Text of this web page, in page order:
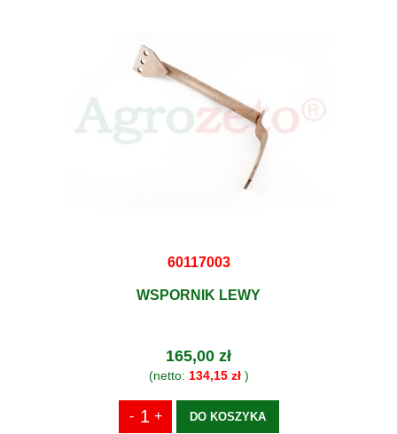
60117003
WSPORNIK LEWY
165,00 zł
(netto: 134,15 zł)
DO KOSZYKA